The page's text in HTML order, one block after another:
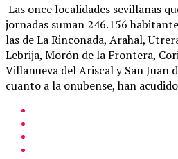
Las once localidades sevillanas
jornadas suman 246.156
las de La Rinconada, Arahal,
Lebrija, Morón de la Frontera,
Villanueva del Ariscal y San Juan
cuanto a la onubense, han